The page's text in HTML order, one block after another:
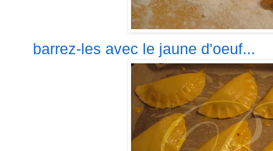
barrez-les avec le jaune d'oeuf...